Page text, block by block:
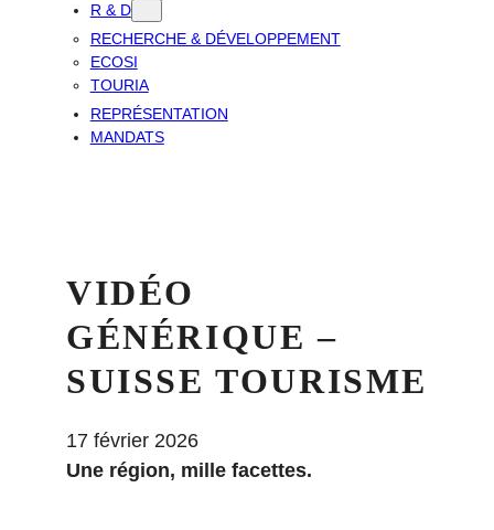
R & D
RECHERCHE & DÉVELOPPEMENT
ECOSI
TOURIA
REPRÉSENTATION
MANDATS
VIDÉO
GÉNÉRIQUE –
SUISSE TOURISME
17 février 2026
Une région, mille facettes.